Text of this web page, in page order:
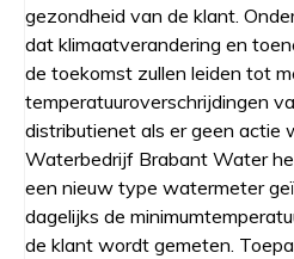
gezondheid van de klant.
dat klimaatverandering en
de toekomst zullen leiden tot
temperatuuroverschrijdingen
distributienet als er geen actie
Waterbedrijf Brabant Water
een nieuw type watermeter
dagelijks de
de klant wordt gemeten.